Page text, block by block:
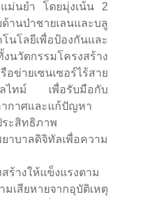
แม่นยำ โดยมุ่งเน้น 2
านป่าชายเลนและบลู
นโลยีเพื่อป้องกันและ
วัตกรรมโครงสร้าง
ข่ายเซนเซอร์ไร้สาย
ลไทม์ เพื่อรับมือกับ
กาศและแก้ปัญหา
ระสิทธิภาพ
บาลดิจิทัลเพื่อความ
ร้างให้แข็งแรงตาม
เสียหายจากอุบัติเหตุ